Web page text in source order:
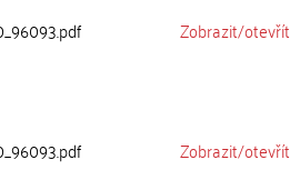
Zobrazit/otevřít
Zobrazit/otevřít